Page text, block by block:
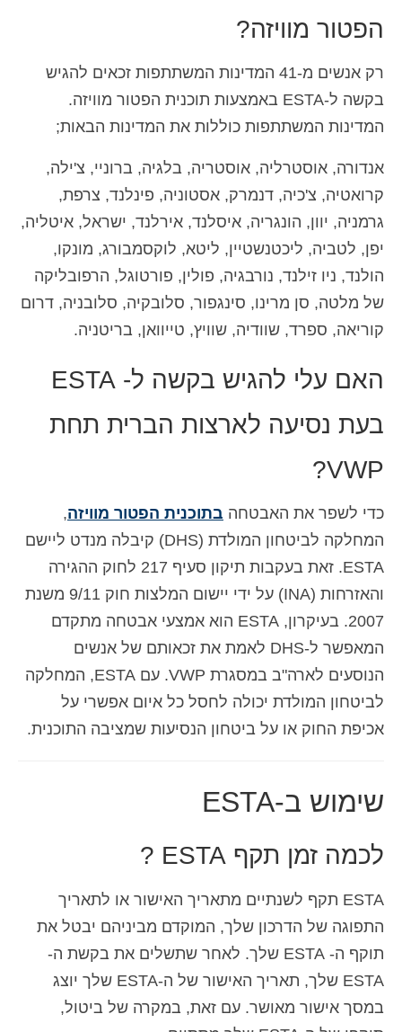
הפטור מוויזה?
רק אנשים מ-41 המדינות המשתתפות זכאים להגיש
בקשה ל-ESTA באמצעות תוכנית הפטור מוויזה.
המדינות המשתתפות כוללות את המדינות הבאות;
אנדורה, אוסטרליה, אוסטריה, בלגיה, ברוניי, צ'ילה,
קרואטיה, צ'כיה, דנמרק, אסטוניה, פינלנד, צרפת,
גרמניה, יוון, הונגריה, איסלנד, אירלנד, ישראל, איטליה,
יפן, לטביה, ליכטנשטיין, ליטא, לוקסמבורג, מונקו,
הולנד, ניו זילנד, נורבגיה, פולין, פורטוגל, הרפובליקה
של מלטה, סן מרינו, סינגפור, סלובקיה, סלובניה, דרום
קוריאה, ספרד, שוודיה, שוויץ, טייוואן, בריטניה.
האם עלי להגיש בקשה ל- ESTA
בעת נסיעה לארצות הברית תחת
VWP?
כדי לשפר את האבטחה בתוכנית הפטור מוויזה,
המחלקה לביטחון המולדת (DHS) קיבלה מנדט ליישם
ESTA. זאת בעקבות תיקון סעיף 217 לחוק ההגירה
והאזרחות (INA) על ידי יישום המלצות חוק 9/11 משנת
2007. בעיקרון, ESTA הוא אמצעי אבטחה מתקדם
המאפשר ל-DHS לאמת את זכאותם של אנשים
הנוסעים לארה"ב במסגרת VWP. עם ESTA, המחלקה
לביטחון המולדת יכולה לחסל כל איום אפשרי על
אכיפת החוק או על ביטחון הנסיעות שמציבה התוכנית.
שימוש ב-ESTA
לכמה זמן תקף ESTA ?
ESTA תקף לשנתיים מתאריך האישור או לתאריך
התפוגה של הדרכון שלך, המוקדם מביניהם יבטל את
תוקף ה- ESTA שלך. לאחר שתשלים את בקשת ה-
ESTA שלך, תאריך האישור של ה-ESTA שלך יוצג
במסך אישור מאושר. עם זאת, במקרה של ביטול,